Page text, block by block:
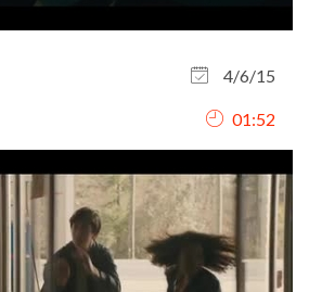
4/6/15
01:52